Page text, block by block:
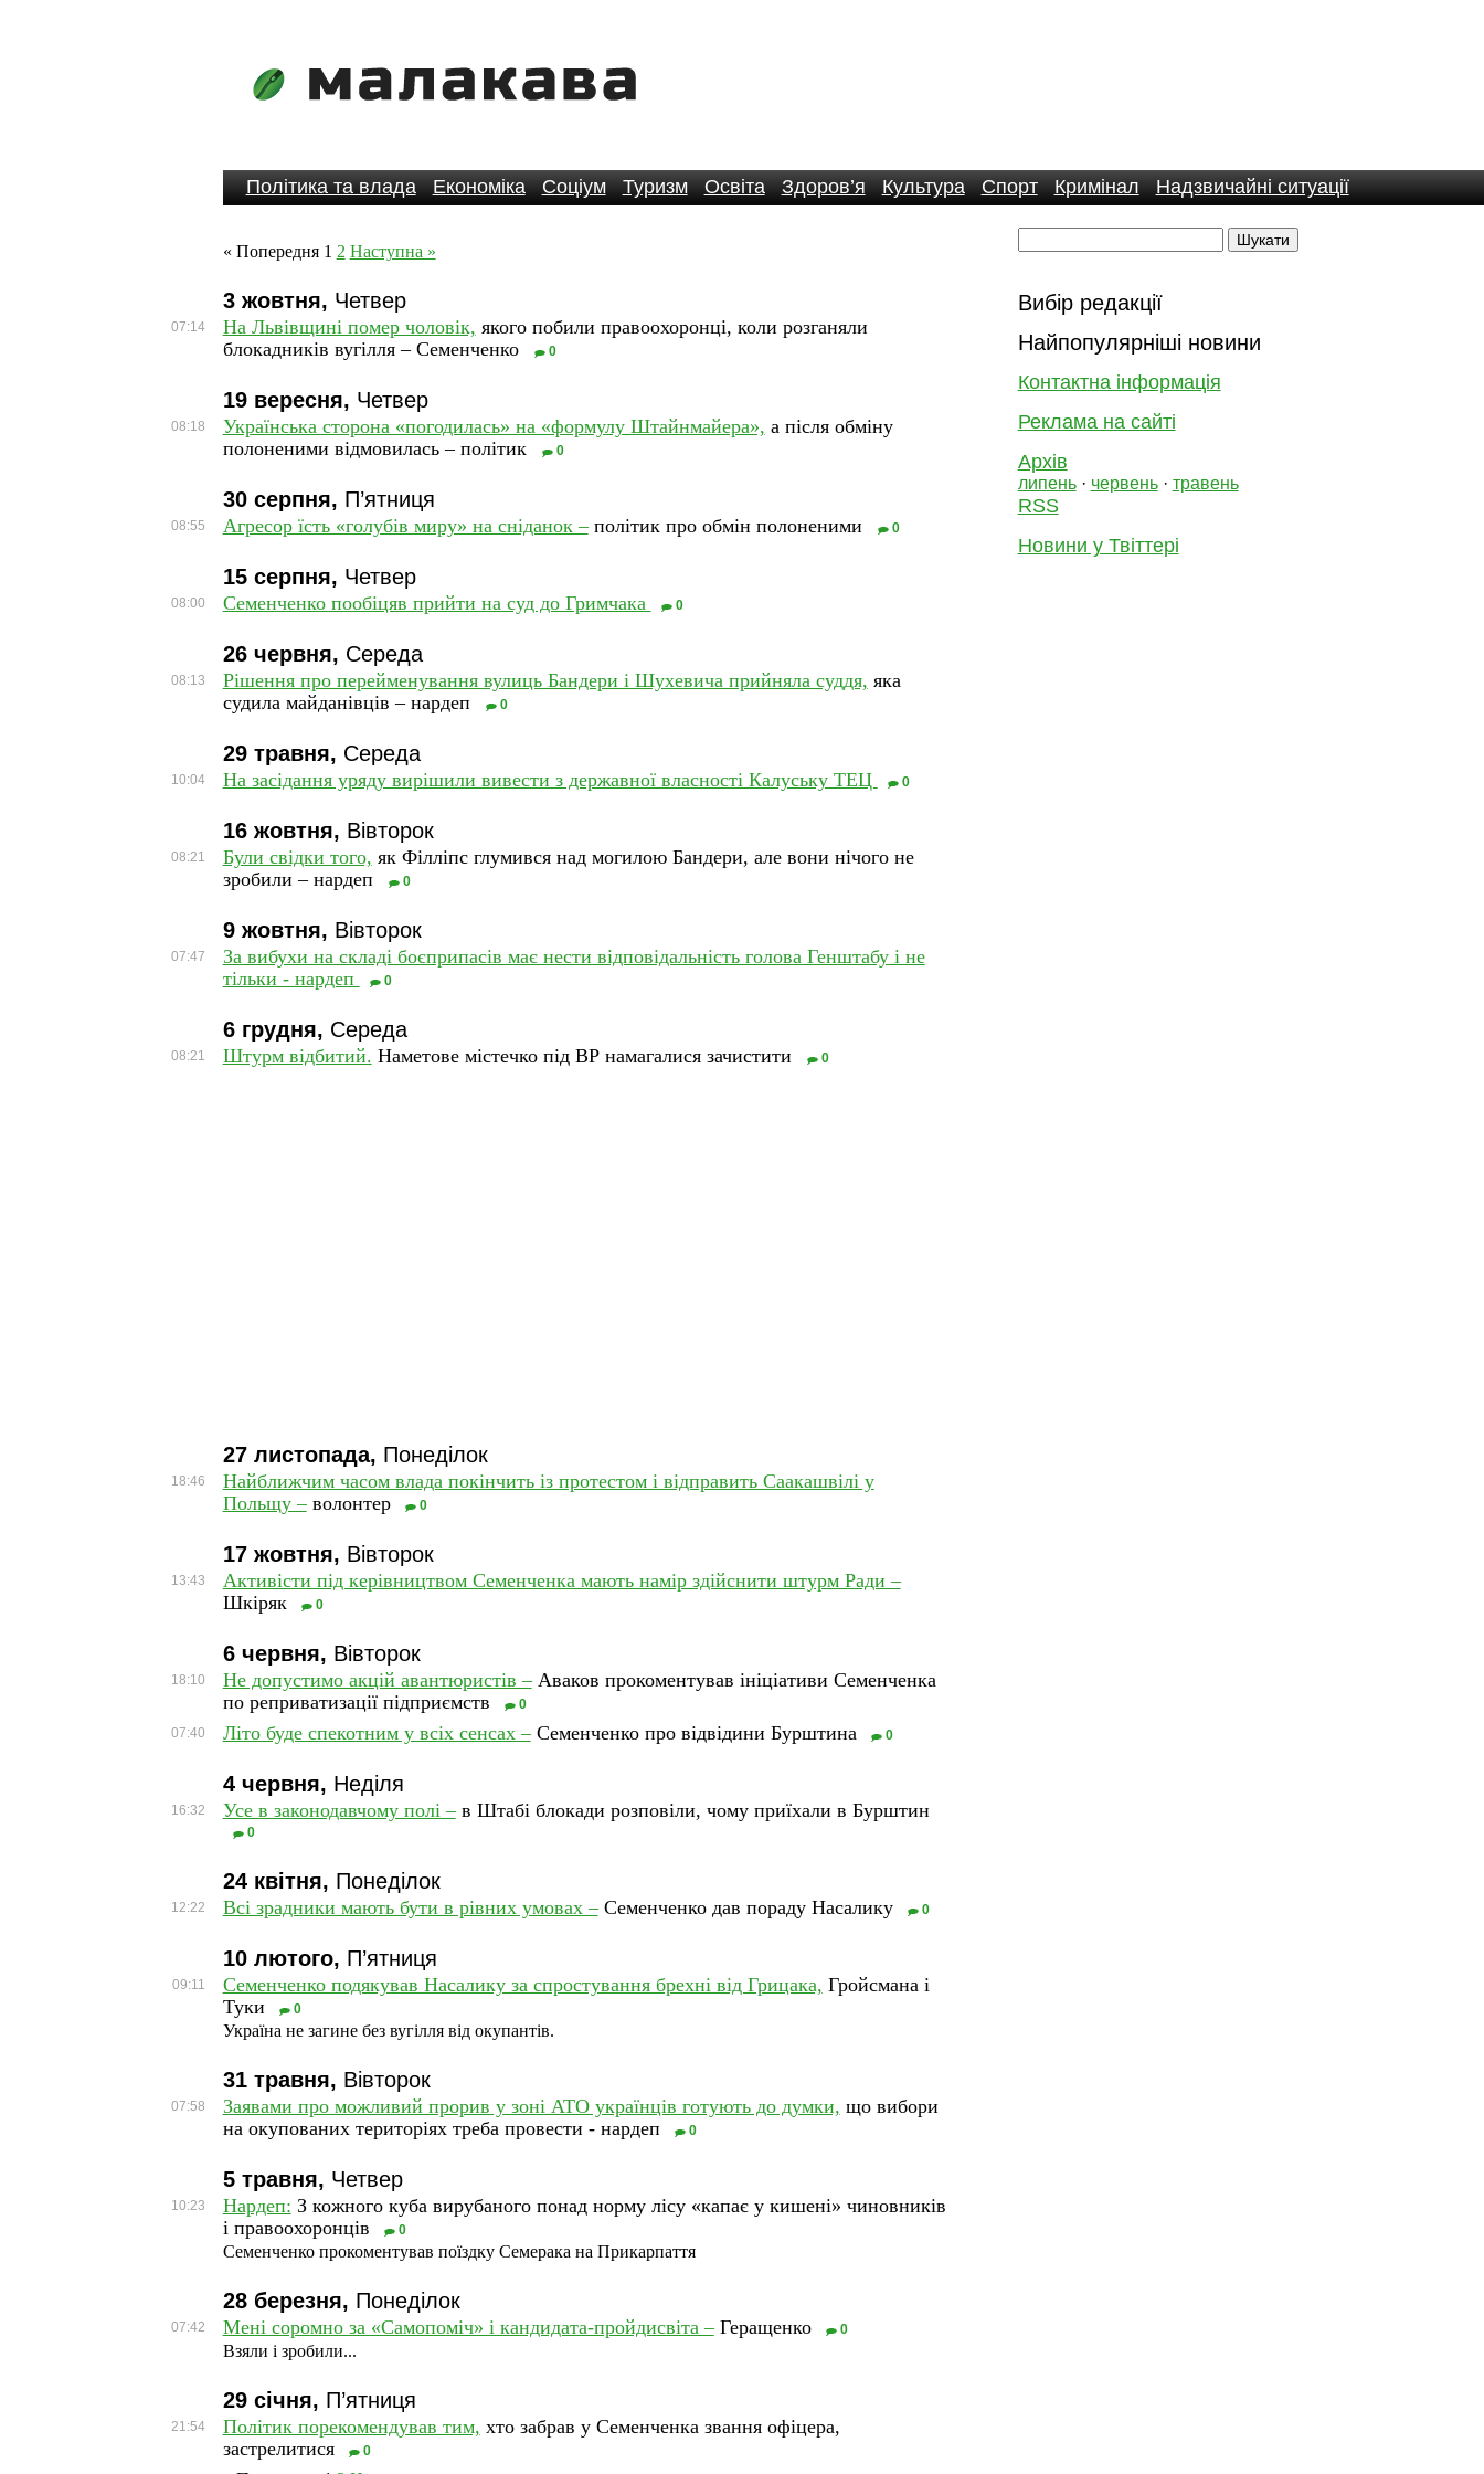
Політика та влада Економіка Соціум Туризм Освіта Здоров’я Культура Спорт Кримінал Надзвичайні ситуації
« Попередня 1 2 Наступна »
3 жовтня, Четвер
07:14 На Львівщині помер чоловік, якого побили правоохоронці, коли розганяли
блокадників вугілля – Семенченко
0
19 вересня, Четвер
08:18 Українська сторона «погодилась» на «формулу Штайнмайера», а після обміну
полоненими відмовилась – політик
0
30 серпня, П’ятниця
08:55 Агресор їсть «голубів миру» на сніданок –політик про обмін полоненими 0
15 серпня, Четвер
08:00 Семенченко пообіцяв прийти на суд до Гримчака 0
26 червня, Середа
08:13 Рішення про перейменування вулиць Бандери і Шухевича прийняла суддя, яка
судила майданівців – нардеп
0
29 травня, Середа
10:04 На засідання уряду вирішили вивести з державної власності Калуську ТЕЦ 0
16 жовтня, Вівторок
08:21 Були свідки того, як Філліпс глумився над могилою Бандери, але вони нічого не
зробили – нардеп
0
9 жовтня, Вівторок
07:47
За вибухи на складі боєприпасів має нести відповідальність голова Генштабу і не
тільки - нардеп
0
6 грудня, Середа
08:21 Штурм відбитий. Наметове містечко під ВР намагалися зачистити 0
27 листопада, Понеділок
18:46
Найближчим часом влада покінчить із протестом і відправить Саакашвілі у
Польщу –волонтер 0
17 жовтня, Вівторок
13:43
Активісти під керівництвом Семенченка мають намір здійснити штурм Ради –
Шкіряк
0
6 червня, Вівторок
18:10 Не допустимо акцій авантюристів –Аваков прокоментував ініціативи Семенченка
по реприватизації підприємств
0
07:40
Літо буде спекотним у всіх сенсах –Семенченко про відвідини Бурштина 0
4 червня, Неділя
16:32 Усе в законодавчому полі –в Штабі блокади розповіли, чому приїхали в Бурштин
0
24 квітня, Понеділок
12:22 Всі зрадники мають бути в рівних умовах –Семенченко дав пораду Насалику 0
10 лютого, П’ятниця
09:11 Семенченко подякував Насалику за спростування брехні від Грицака, Гройсмана і
Туки
0
Україна не загине без вугілля від окупантів.
31 травня, Вівторок
07:58 Заявами про можливий прорив у зоні АТО українців готують до думки, що вибори
на окупованих територіях треба провести - нардеп
0
5 травня, Четвер
10:23 Нардеп: З кожного куба вирубаного понад норму лісу «капає у кишені» чиновників
і правоохоронців
0
Семенченко прокоментував поїздку Семерака на Прикарпаття
28 березня, Понеділок
07:42 Мені соромно за «Самопоміч» і кандидата-пройдисвіта –Геращенко 0
Взяли і зробили...
29 січня, П’ятниця
21:54 Політик порекомендував тим, хто забрав у Семенченка звання офіцера,
застрелитися
0
Вибір редакції
Найпопулярніші новини
Контактна інформація
Реклама на сайті
Архів
липень· червень· травень
RSS
Новини у Твіттері